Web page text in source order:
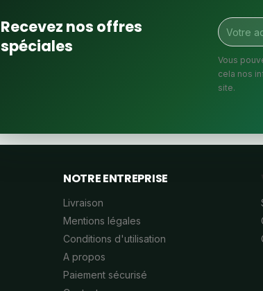
Recevez nos offres
spéciales
Vous
cela nos
site.
NOTRE ENTREPRISE
Livraison
Mentions légales
Conditions d'utilisation
A propos
Paiement sécurisé